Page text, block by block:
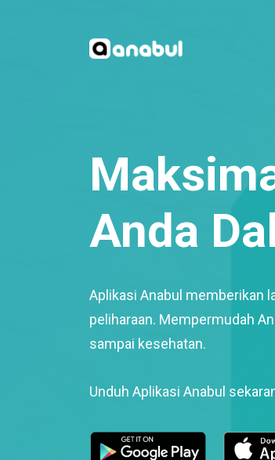
Anda
Aplikasi Anabul memberikan
peliharaan. Mempermudah
sampai kesehatan.
Unduh Aplikasi Anabul